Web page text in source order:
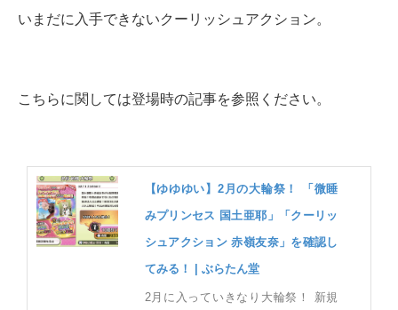
いまだに入手できないクーリッシュアクション。
こちらに関しては登場時の記事を参照ください。
【ゆゆゆい】2月の大輪祭！ 「微睡
みプリンセス 国土亜耶」「クーリッ
シュアクション 赤嶺友奈」を確認し
てみる！ | ぶらたん堂
2月に入っていきなり大輪祭！ 新規